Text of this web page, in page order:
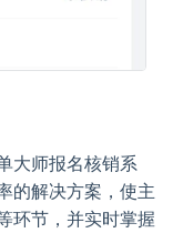
大师报名核销系
的解决方案，使主
环节，并实时掌握